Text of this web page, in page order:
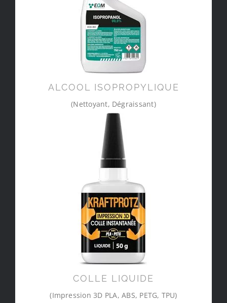
ALCOOL ISOPROPYLIQUE
(Nettoyant, Dégraissant)
COLLE LIQUIDE
(Impression 3D PLA, ABS, PETG, TPU)